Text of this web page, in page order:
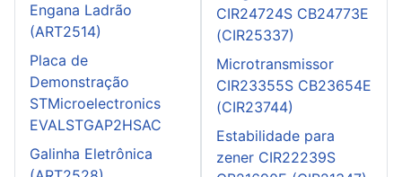
Engana Ladrão
(ART2514)
Placa de
Demonstração
STMicroelectronics
EVALSTGAP2HSAC
Galinha Eletrônica
CIR24724S CB24773E
(CIR25337)
Microtransmissor
CIR23355S CB23654E
(CIR23744)
Estabilidade para
zener CIR22239S